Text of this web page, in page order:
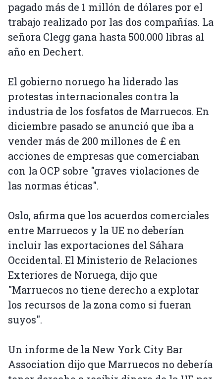
pagado más de 1 millón de dólares por el
trabajo realizado por las dos compañías. La
señora Clegg gana hasta 500.000 libras al
año en Dechert.
El gobierno noruego ha liderado las
protestas internacionales contra la
industria de los fosfatos de Marruecos. En
diciembre pasado se anunció que iba a
vender más de 200 millones de £ en
acciones de empresas que comerciaban
con la OCP sobre "graves violaciones de
las normas éticas".
Oslo, afirma que los acuerdos comerciales
entre Marruecos y la UE no deberían
incluir las exportaciones del Sáhara
Occidental. El Ministerio de Relaciones
Exteriores de Noruega, dijo que
"Marruecos no tiene derecho a explotar
los recursos de la zona como si fueran
suyos".
Un informe de la New York City Bar
Association dijo que Marruecos no debería